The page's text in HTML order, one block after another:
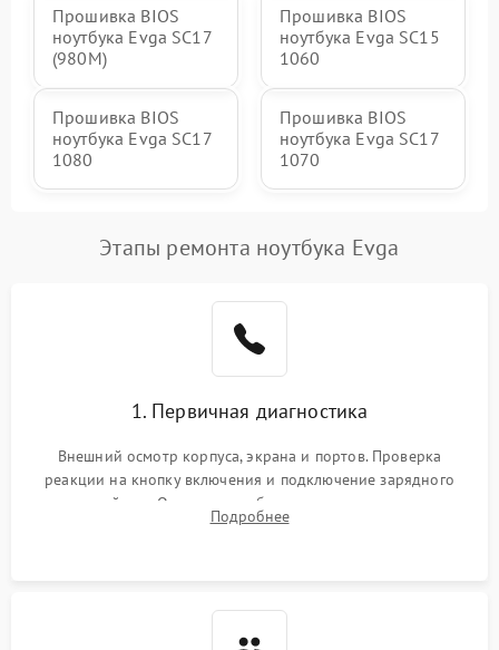
Прошивка BIOS
ноутбука Evga SC17
(980M)
Прошивка BIOS
ноутбука Evga SC15
1060
Прошивка BIOS
ноутбука Evga SC17
1080
Прошивка BIOS
ноутбука Evga SC17
1070
Этапы ремонта ноутбука Evga
1. Первичная диагностика
Внешний осмотр корпуса, экрана и портов. Проверка
реакции на кнопку включения и подключение зарядного
устройства. Оценка потребления тока с помощью
лабораторного блока питания для локализации проблемы.
Подробнее